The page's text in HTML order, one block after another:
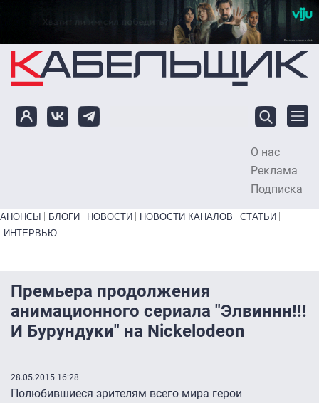
Перейти к основному содержанию
О нас
Реклама
Подписка
Primary links bottom
АНОНСЫ БЛОГИ НОВОСТИ НОВОСТИ КАНАЛОВ
СТАТЬИ
ИНТЕРВЬЮ
Премьера продолжения
анимационного сериала "Элвиннн!!!
И Бурундуки" на Nickelodeon
28.05.2015 16:28
Полюбившиеся зрителям всего мира герои